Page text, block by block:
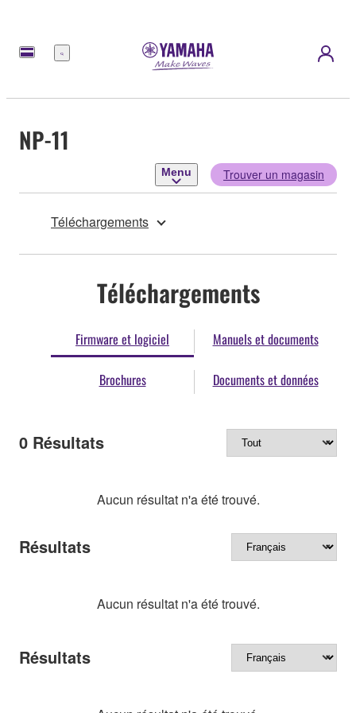
Menu
NP-11
Menu Trouver un magasin
Téléchargements
Téléchargements
Firmware et logiciel Manuels et documents
Brochures Documents et données
0 Résultats
Aucun résultat n'a été trouvé.
Résultats
Aucun résultat n'a été trouvé.
Résultats